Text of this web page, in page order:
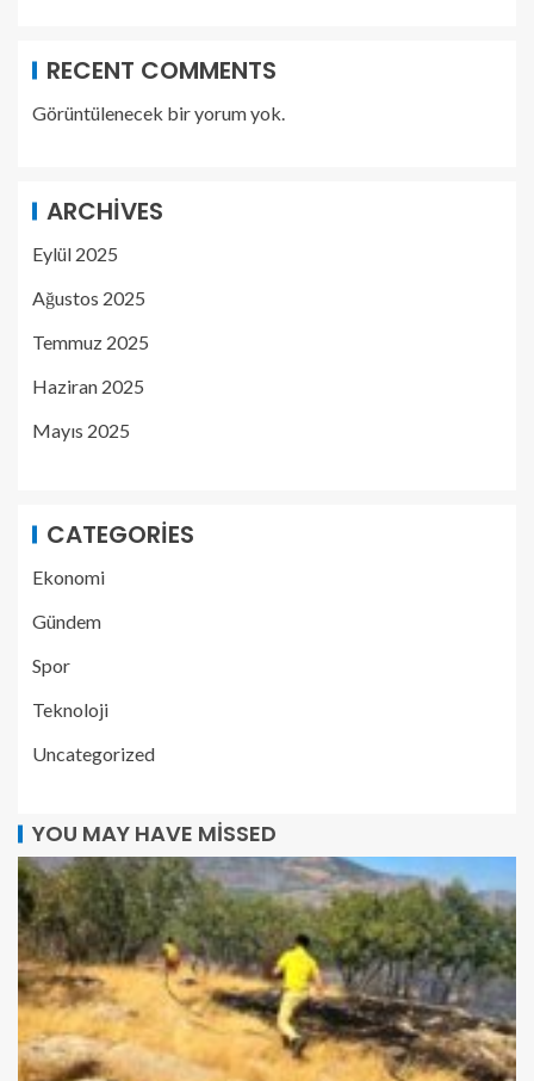
RECENT COMMENTS
Görüntülenecek bir yorum yok.
ARCHIVES
Eylül 2025
Ağustos 2025
Temmuz 2025
Haziran 2025
Mayıs 2025
CATEGORIES
Ekonomi
Gündem
Spor
Teknoloji
Uncategorized
YOU MAY HAVE MISSED